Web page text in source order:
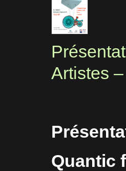
Artistes
Quantic